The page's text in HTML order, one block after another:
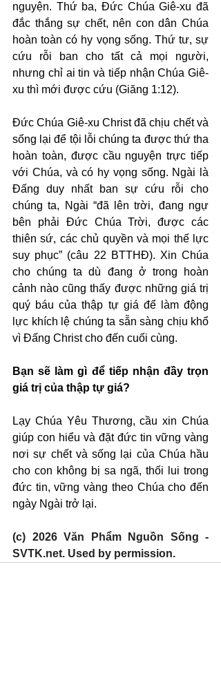
nguyện. Thứ ba, Đức Chúa Giê-xu đã
đắc thắng sự chết, nên con dân Chúa
hoàn toàn có hy vọng sống. Thứ tư, sự
cứu rỗi ban cho tất cả mọi người,
nhưng chỉ ai tin và tiếp nhận Chúa Giê-
xu thì mới được cứu (Giăng 1:12).
Đức Chúa Giê-xu Christ đã chịu chết và
sống lại để tội lỗi chúng ta được thứ tha
hoàn toàn, được cầu nguyện trực tiếp
với Chúa, và có hy vọng sống. Ngài là
Đấng duy nhất ban sự cứu rỗi cho
chúng ta, Ngài “đã lên trời, đang ngự
bên phải Đức Chúa Trời, được các
thiên sứ, các chủ quyền và mọi thế lực
suy phục” (câu 22 BTTHĐ). Xin Chúa
cho chúng ta dù đang ở trong hoàn
cảnh nào cũng thấy được những giá trị
quý báu của thập tự giá để làm động
lực khích lệ chúng ta sẵn sàng chịu khổ
vì Đấng Christ cho đến cuối cùng.
Bạn sẽ làm gì để tiếp nhận đầy trọn
giá trị của thập tự giá?
Lạy Chúa Yêu Thương, cầu xin Chúa
giúp con hiểu và đặt đức tin vững vàng
nơi sự chết và sống lại của Chúa hầu
cho con không bị sa ngã, thối lui trong
đức tin, vững vàng theo Chúa cho đến
ngày Ngài trở lại.
(c) 2026 Văn Phẩm Nguồn Sống -
SVTK.net. Used by permission.